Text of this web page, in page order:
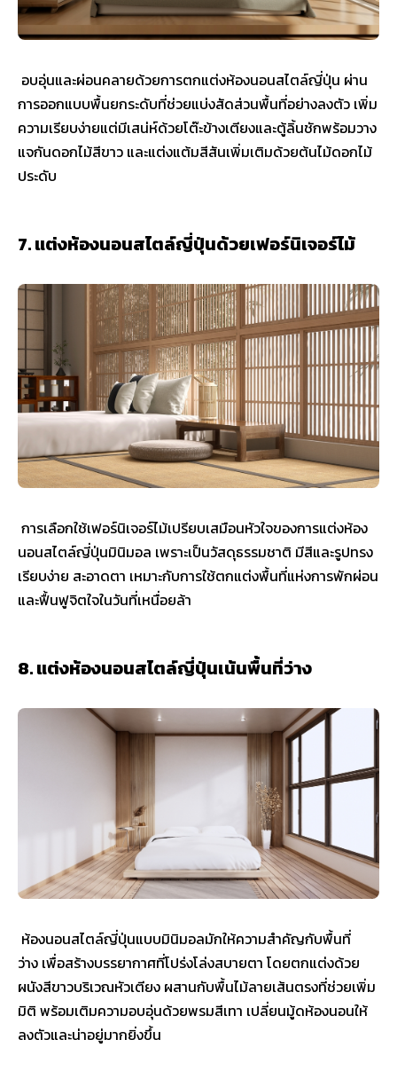
อบอุ่นและผ่อนคลายด้วยการตกแต่งห้องนอนสไตล์ญี่ปุ่น ผ่าน
การออกแบบพื้นยกระดับที่ช่วยแบ่งสัดส่วนพื้นที่อย่างลงตัว เพิ่ม
ความเรียบง่ายแต่มีเสน่ห์ด้วยโต๊ะข้างเตียงและตู้ลิ้นชักพร้อมวาง
แจกันดอกไม้สีขาว และแต่งแต้มสีสันเพิ่มเติมด้วยต้นไม้ดอกไม้
ประดับ
7. แต่งห้องนอนสไตล์ญี่ปุ่นด้วยเฟอร์นิเจอร์ไม้
การเลือกใช้เฟอร์นิเจอร์ไม้เปรียบเสมือนหัวใจของการแต่งห้อง
นอนสไตล์ญี่ปุ่นมินิมอล เพราะเป็นวัสดุธรรมชาติ มีสีและรูปทรง
เรียบง่าย สะอาดตา เหมาะกับการใช้ตกแต่งพื้นที่แห่งการพักผ่อน
และฟื้นฟูจิตใจในวันที่เหนื่อยล้า
8. แต่งห้องนอนสไตล์ญี่ปุ่นเน้นพื้นที่ว่าง
ห้องนอนสไตล์ญี่ปุ่นแบบมินิมอลมักให้ความสำคัญกับพื้นที่
ว่าง เพื่อสร้างบรรยากาศที่โปร่งโล่งสบายตา โดยตกแต่งด้วย
ผนังสีขาวบริเวณหัวเตียง ผสานกับพื้นไม้ลายเส้นตรงที่ช่วยเพิ่ม
มิติ พร้อมเติมความอบอุ่นด้วยพรมสีเทา เปลี่ยนมู้ดห้องนอนให้
ลงตัวและน่าอยู่มากยิ่งขึ้น